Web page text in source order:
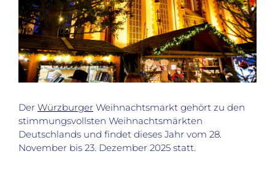
Der WürzburgerWeihnachtsmarkt gehört zu den
stimmungsvollsten Weihnachtsmärkten
Deutschlands und findet dieses Jahr vom 28.
November bis 23. Dezember 2025 statt.